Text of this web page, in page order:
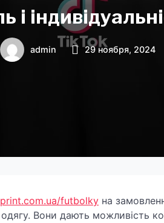
і
admin 29 ноября, 2024
futbolky на
одягу. Вони дають можливість